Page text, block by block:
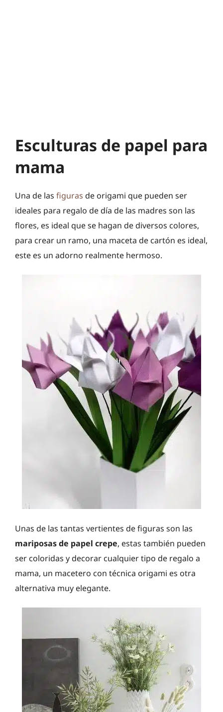
Esculturas de papel para
mama
Una de las figuras de origami que pueden ser
ideales para regalo de día de las madres son las
flores, es ideal que se hagan de diversos colores,
para crear un ramo, una maceta de cartón es ideal,
este es un adorno realmente hermoso.
Unas de las tantas vertientes de figuras son las
mariposas de papel crepe, estas también pueden
ser coloridas y decorar cualquier tipo de regalo a
mama, un macetero con técnica origami es otra
alternativa muy elegante.